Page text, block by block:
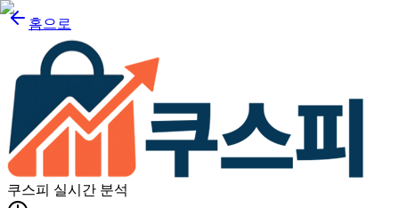
홈으로
쿠스피 실시간 분석